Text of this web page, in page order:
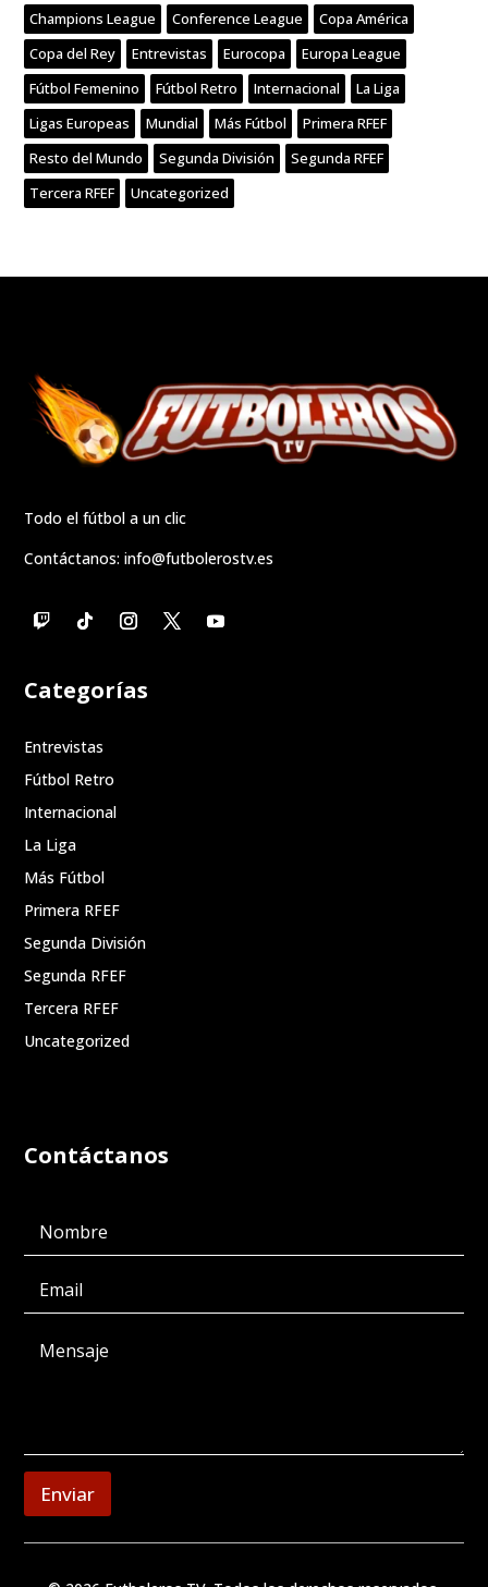
Champions League Conference League
Copa América
Copa del Rey
Entrevistas Eurocopa
Europa League
Fútbol Femenino
Fútbol Retro Internacional
La Liga
Ligas Europeas
Mundial Más Fútbol
Primera RFEF
Resto del Mundo
Segunda División
Segunda RFEF
Tercera RFEF
Uncategorized
Todo el fútbol a un clic
Contáctanos:info@futbolerostv.es
Categorías
Entrevistas
Fútbol Retro
Internacional
La Liga
Más Fútbol
Primera RFEF
Segunda División
Segunda RFEF
Tercera RFEF
Uncategorized
Contáctanos
Enviar